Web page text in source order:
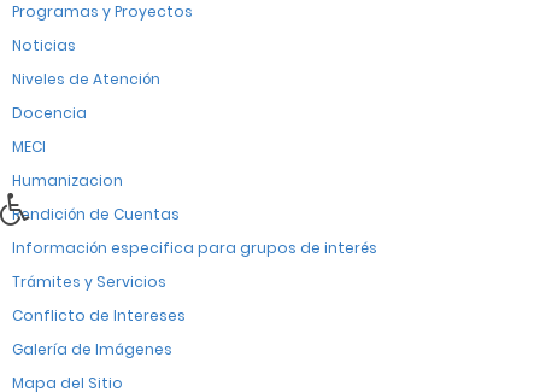
Programas y Proyectos
Noticias
Niveles de Atención
Docencia
MECI
Humanizacion
Rendición de Cuentas
Información especifica para grupos de interés
Trámites y Servicios
Conflicto de Intereses
Galería de Imágenes
Mapa del Sitio